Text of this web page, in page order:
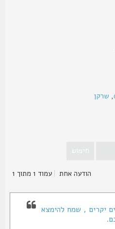
הודעה אחת |עמוד1מתוך1
, שמח להימצא